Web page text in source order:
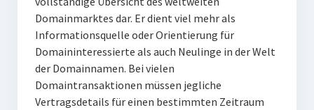
Domainmarktes dar. Er dient viel mehr als
Informationsquelle oder Orientierung für
Domaininteressierte als auch Neulinge in der Welt
der Domainnamen. Bei vielen
Domaintransaktionen müssen jegliche
Vertragsdetails für einen bestimmten Zeitraum